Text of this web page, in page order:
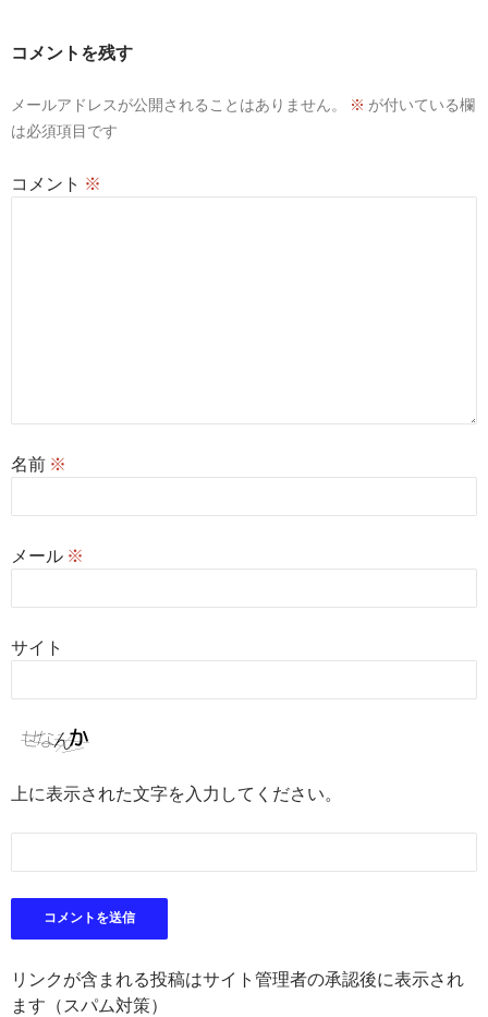
ョ
コメントを残す
メールアドレスが公開されることはありません。 ※ が付いている欄
は必須項目です
コメント ※
名前 ※
メール ※
サイト
上に表示された文字を入力してください。
リンクが含まれる投稿はサイト管理者の承認後に表示され
ます（スパム対策）